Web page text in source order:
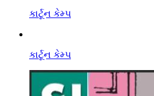
કાર્ટૂન કેમ્પ
કાર્ટૂન કેમ્પ